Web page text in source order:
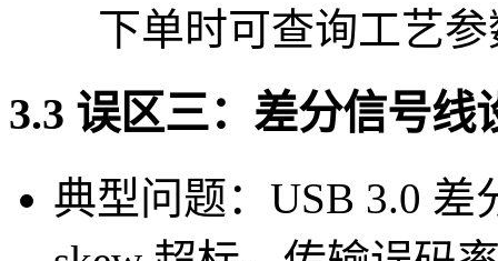
下单时可查询工艺
3.3 误区三：差分信号
典型问题：USB 3.0 差